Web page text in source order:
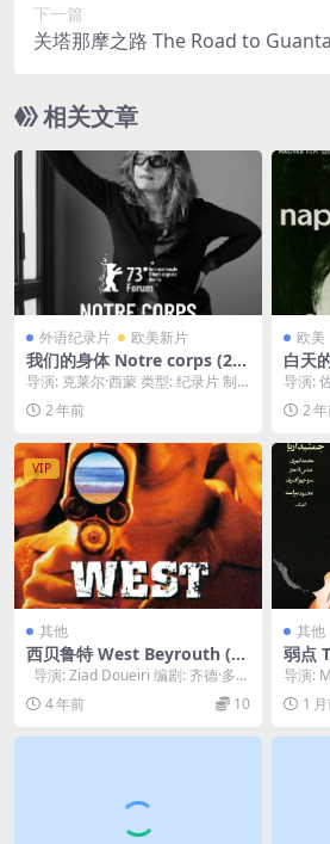
下一篇
关塔那摩之路 The Road to
相关文章
外语纪录片 欧美新片
我们的身体 Notre corps (20
23)
导演: 克莱尔·西蒙 类型: 纪录片 制
片国家/地区: 法国 语言: 法语 / ...
2 年前
欧美
白天
time
导演:
里 /
2
VIP
其他
西贝鲁特 West Beyrouth (19
98)
导演: Ziad Doueiri 编剧: 齐德·多尔
里 主演: R...
4 年前 10
其他
弱点
导演:
剧:
1